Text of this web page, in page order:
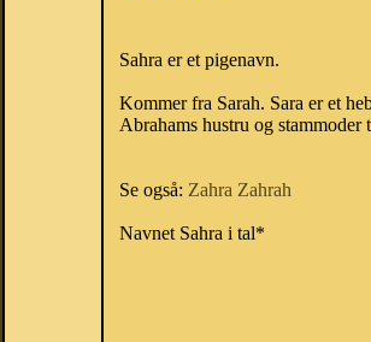
Sahra er et pigenavn.
Kommer fra Sarah. Sara er et
Abrahams hustru og
Se også: Zahra Zahrah
Navnet Sahra i tal*